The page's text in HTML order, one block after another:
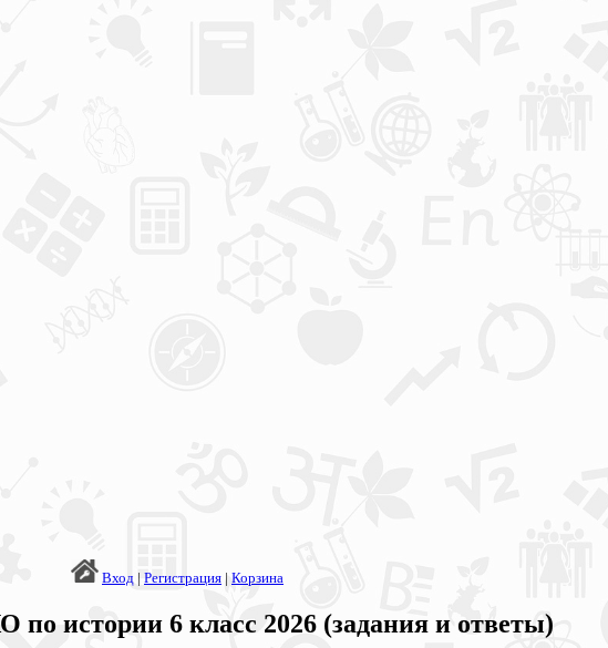
Вход | Регистрация | Корзина
истории 6 класс 2026 (задания и ответы)